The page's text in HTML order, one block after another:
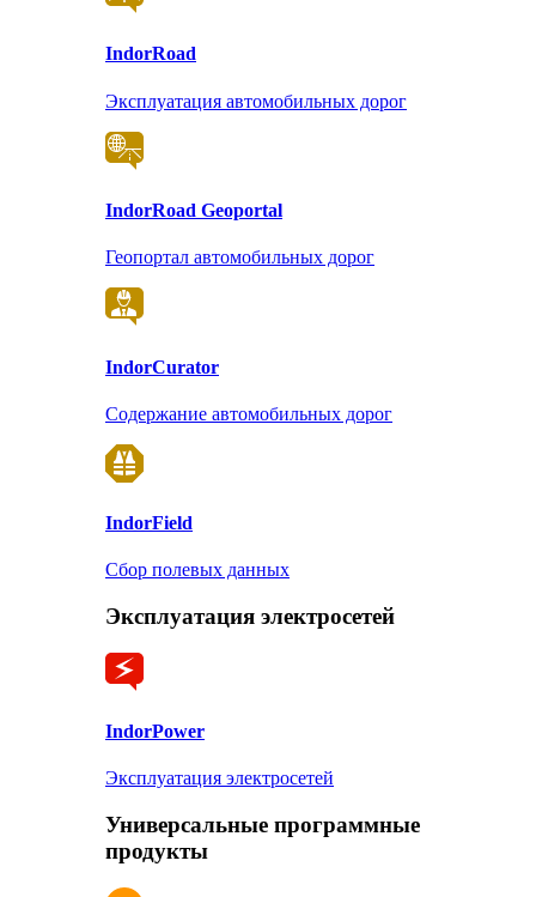
IndorRoad
Эксплуатация автомобильных дорог
IndorRoad Geoportal
Геопортал автомобильных дорог
IndorCurator
Содержание автомобильных дорог
IndorField
Сбор полевых данных
Эксплуатация электросетей
IndorPower
Эксплуатация электросетей
Универсальные программные
продукты